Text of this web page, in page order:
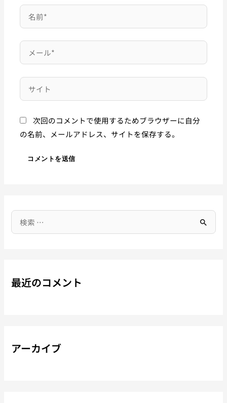
次回のコメントで使用するためブラウザーに自分
の名前、メールアドレス、サイトを保存する。
最近のコメント
アーカイブ